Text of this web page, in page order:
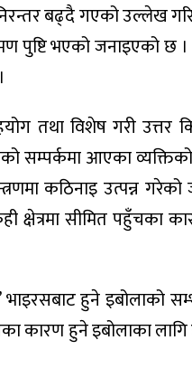
बढ्दै गएको उल्लेख
पुष्टि भएको
तथा विशेष गरी उत्तर
आएका
कठिनाइ उत्पन्न
क्षेत्रमा सीमित पहुँचका
हुने इबोलाको
कारण हुने इबोलाका